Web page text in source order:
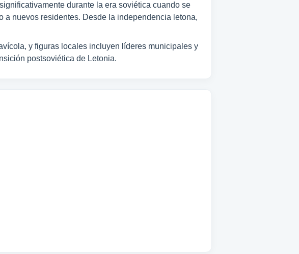
durante la era soviética cuando se
nuevos residentes. Desde la independencia letona,
y figuras locales incluyen líderes municipales y
postsoviética de Letonia.